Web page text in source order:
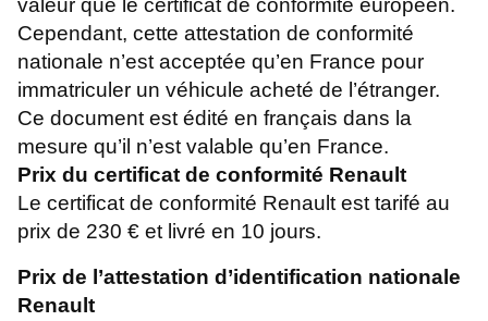
valeur que le certificat de conformité européen.
Cependant, cette attestation de conformité
nationale n’est acceptée qu’en France pour
immatriculer un véhicule acheté de l’étranger.
Ce document est édité en français dans la
mesure qu’il n’est valable qu’en France.
Prix du certificat de conformité Renault
Le certificat de conformité Renault est tarifé au
prix de 230 € et livré en 10 jours.
Prix de l’attestation d’identification nationale
Renault